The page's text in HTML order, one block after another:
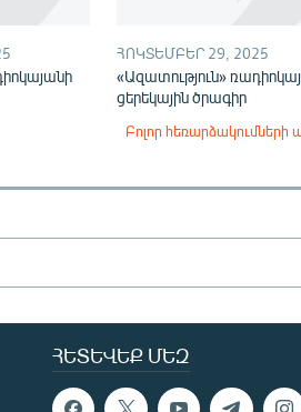
ՀՈԿՏԵՄԲԵՐ 29, 2025
«Ազատություն»
ցերեկային ծրագիր
Բոլոր հեռարձակումների
ՀԵՏԵՎԵՔ ՄԵԶ